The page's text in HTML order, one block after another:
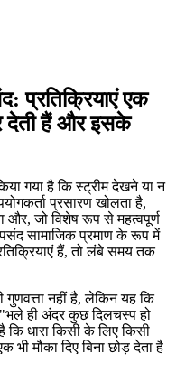
प्रतिक्रियाएं एक
देती हैं और इसके
गया है कि स्ट्रीम देखने या न
प्रसारण खोलता है,
और, जो विशेष रूप से महत्वपूर्ण
सामाजिक प्रमाण के रूप में
हैं, तो लंबे समय तक
गुणवत्ता नहीं है, लेकिन यह कि
ही अंदर कुछ दिलचस्प हो
कि धारा किसी के लिए किसी
भी मौका दिए बिना छोड़ देता है